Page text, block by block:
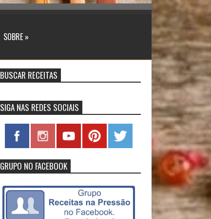
SOBRE »
BUSCAR RECEITAS
SIGA NAS REDES SOCIAIS
GRUPO NO FACEBOOK